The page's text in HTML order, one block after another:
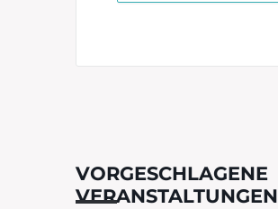
VORGESCHLAGENE
VERANSTALTUNGEN